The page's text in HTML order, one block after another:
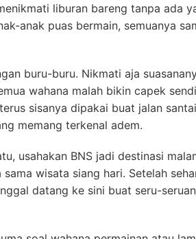
liburan bareng tanpa ada
anak puas bermain, semuanya
buru-buru. Nikmati aja
wahana malah bikin capek
sisanya dipakai buat jalan
memang terkenal adem.
usahakan BNS jadi destinasi
wisata siang hari. Setelah
datang ke sini buat seru-